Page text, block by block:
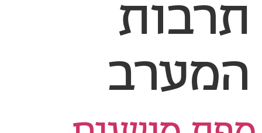
תרבות
המערב